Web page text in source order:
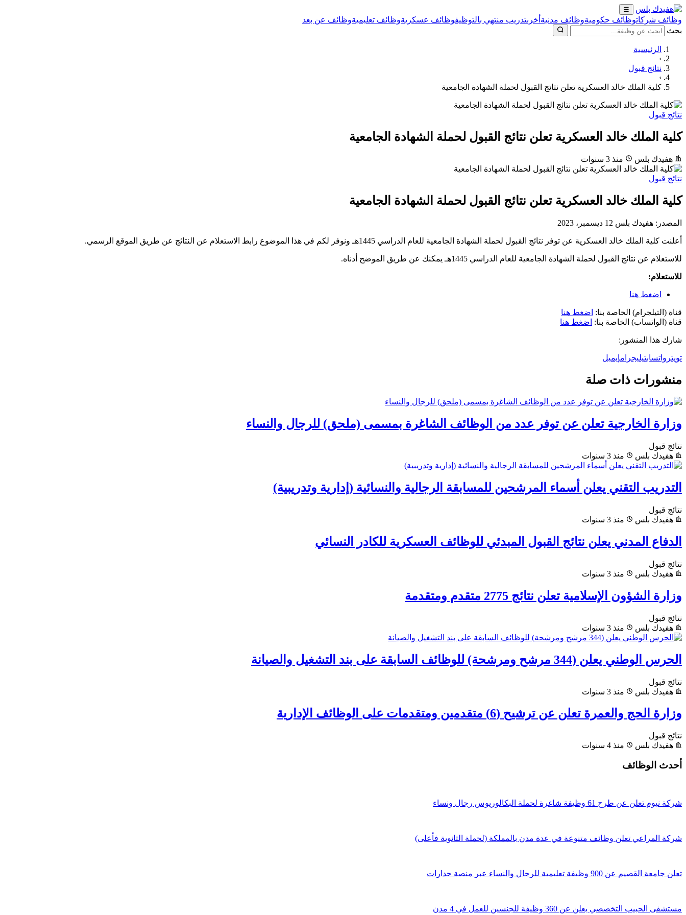
☰
وظائف شركاتوظائف حكوميةوظائف مدنية أخرىتدريب منتهي بالتوظيفوظائف عسكريةوظائف تعليميةوظائف عن بعد
بحث
الرئيسية
›
نتائج قبول
›
كلية الملك خالد العسكرية تعلن نتائج القبول لحملة الشهادة الجامعية
نتائج قبول
كلية الملك خالد العسكرية تعلن نتائج القبول لحملة الشهادة الجامعية
هفيدك بلس منذ 3 سنوات
نتائج قبول
كلية الملك خالد العسكرية تعلن نتائج القبول لحملة الشهادة الجامعية
المصدر: هفيدك بلس 12 ديسمبر، 2023
أعلنت كلية الملك خالد العسكرية عن توفر نتائج القبول لحملة الشهادة الجامعية للعام الدراسي 1445هـ ونوفر لكم في هذا الموضوع رابط الاستعلام عن النتائج عن طريق الموقع الرسمي.
للاستعلام عن نتائج القبول لحملة الشهادة الجامعية للعام الدراسي 1445هـ يمكنك عن طريق الموضح أدناه.
للاستعلام:
اضغط هنا
قناة (التيلجرام) الخاصة بنا: اضغط هنا
قناة (الواتساب) الخاصة بنا: اضغط هنا
شارك هذا المنشور:
تويتر واتسابتيليجرامإيميل
منشورات ذات صلة
وزارة الخارجية تعلن عن توفر عدد من الوظائف الشاغرة بمسمى (ملحق) للرجال والنساء
نتائج قبول
هفيدك بلس
منذ 3 سنوات
التدريب التقني يعلن أسماء المرشحين للمسابقة الرجالية والنسائية (إدارية وتدريبية)
نتائج قبول
هفيدك بلس
منذ 3 سنوات
الدفاع المدني يعلن نتائج القبول المبدئي للوظائف العسكرية للكادر النسائي
نتائج قبول
هفيدك بلس
منذ 3 سنوات
وزارة الشؤون الإسلامية تعلن نتائج 2775 متقدم ومتقدمة
نتائج قبول
هفيدك بلس
منذ 3 سنوات
الحرس الوطني يعلن (344 مرشح ومرشحة) للوظائف السابقة على بند التشغيل والصيانة
نتائج قبول
هفيدك بلس
منذ 3 سنوات
وزارة الحج والعمرة تعلن عن ترشيح (6) متقدمين ومتقدمات على الوظائف الإدارية
نتائج قبول
هفيدك بلس
منذ 4 سنوات
أحدث الوظائف
شركة نيوم تعلن عن طرح 61 وظيفة شاغرة لحملة البكالوريوس رجال ونساء
شركة المراعي تعلن وظائف متنوعة في عدة مدن بالمملكة (لحملة الثانوية فأعلى)
تعلن جامعة القصيم عن 900 وظيفة تعليمية للرجال والنساء عبر منصة جدارات
مستشفى الحبيب التخصصي يعلن عن 360 وظيفة للجنسين للعمل في 4 مدن